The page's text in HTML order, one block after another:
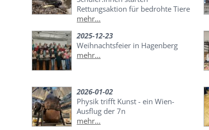
Rettungsaktion für bedrohte Tiere
mehr...
2025-12-23
Weihnachtsfeier in Hagenberg
mehr...
2026-01-02
Physik trifft Kunst - ein Wien-
Ausflug der 7n
mehr...